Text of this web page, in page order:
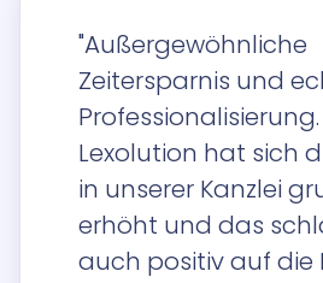
"Außergewöhnliche
Zeitersparnis und
Lexolution hat sich
in unserer Kanzlei
erhöht und das
auch positiv auf die